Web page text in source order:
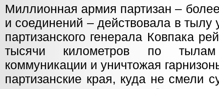
Миллионная армия партизан –
и соединений – действовала в
партизанского генерала Ковпака
тысячи километров по тылам
коммуникации и уничтожая
партизанские края, куда не смели